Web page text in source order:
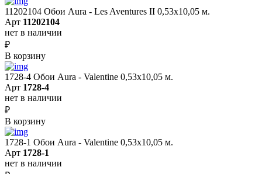
11202104 Обои Aura - Les Aventures II 0,53х10,05 м.
Арт 11202104
нет в наличии
₽
В корзину
1728-4 Обои Aura - Valentine 0,53х10,05 м.
Арт 1728-4
нет в наличии
₽
В корзину
1728-1 Обои Aura - Valentine 0,53х10,05 м.
Арт 1728-1
нет в наличии